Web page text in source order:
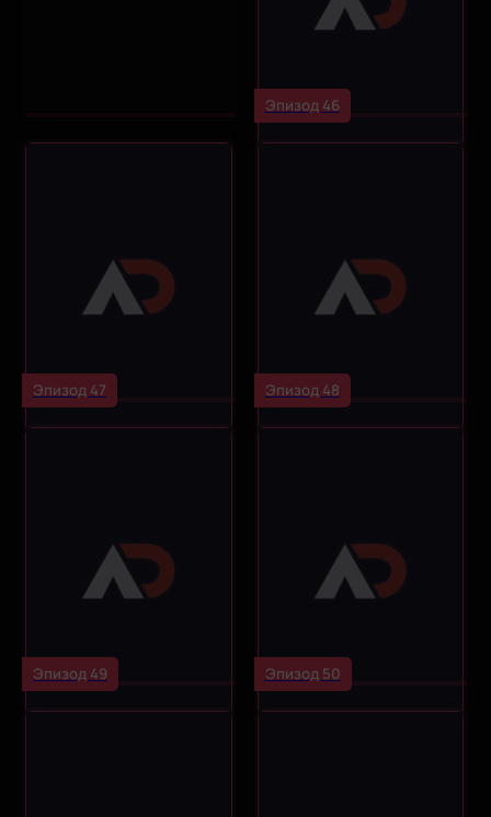
Эпизод 46
Эпизод 47 Эпизод 48
Эпизод 49 Эпизод 50